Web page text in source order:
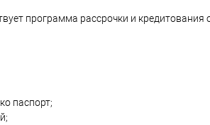
программа рассрочки и кредитования
паспорт;